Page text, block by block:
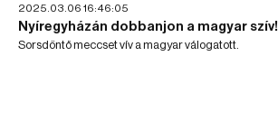
2025.03.06 16:46:05
Nyíregyházán dobbanjon a magyar szív!
Sorsdöntő meccset vív a magyar válogatott.